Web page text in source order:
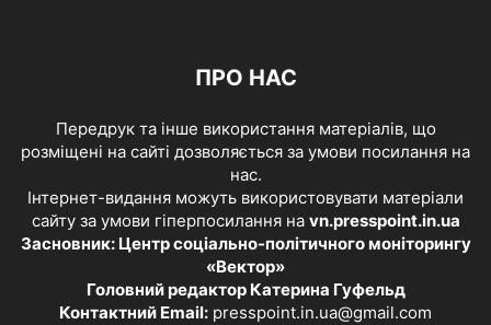
ПРО НАС
Передрук та інше використання матеріалів, що
розміщені на сайті дозволяється за умови посилання на
нас.
Інтернет-видання можуть використовувати матеріали
сайту за умови гіперпосилання на vn.presspoint.in.ua
Засновник: Центр соціально-політичного моніторингу
«Вектор»
Головний редактор Катерина Гуфельд
Контактний Email: presspoint.in.ua@gmail.com